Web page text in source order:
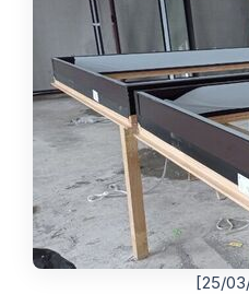
Nos Formules
ETRE
[25/